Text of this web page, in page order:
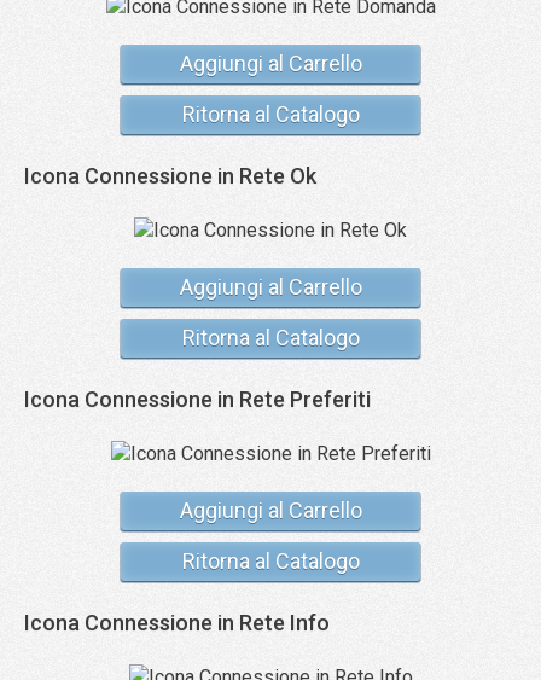
Aggiungi al Carrello
Ritorna al Catalogo
Icona Connessione in Rete Ok
Aggiungi al Carrello
Ritorna al Catalogo
Icona Connessione in Rete Preferiti
Aggiungi al Carrello
Ritorna al Catalogo
Icona Connessione in Rete Info